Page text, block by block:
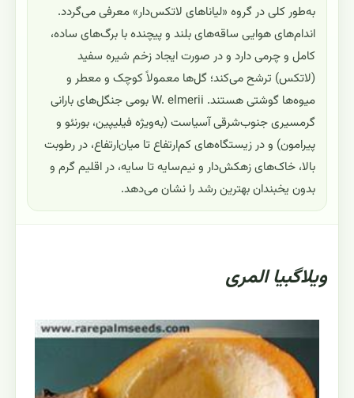
به‌طور کلی در گروه «لیاناهای لاتکس‌دار» معرفی می‌گردد.
اندام‌های هوایی ساقه‌های بلند و پیچنده با برگ‌های ساده،
کامل و چرمی دارد و در صورت ایجاد زخم شیره سفید
(لاتکس) ترشح می‌کند؛ گل‌ها معمولاً کوچک و معطر و
میوه‌ها گوشتی هستند. W. elmerii بومی جنگل‌های بارانی
گرمسیری جنوب‌شرقی آسیاست (به‌ویژه فیلیپین، بورنئو و
پیرامون) و در زیستگاه‌های کم‌ارتفاع تا میان‌ارتفاع، در رطوبت
بالا، خاک‌های زهکش‌دار و نیم‌سایه تا سایه، در اقلیم گرم و
بدون یخبندان بهترین رشد را نشان می‌دهد.
ویلاگبیا المری